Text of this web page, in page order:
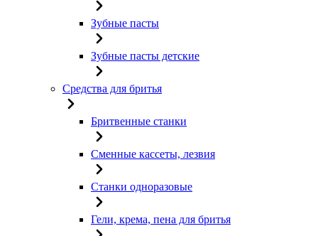
Зубные пасты
Зубные пасты детские
Средства для бритья
Бритвенные станки
Сменные кассеты, лезвия
Станки одноразовые
Гели, крема, пена для бритья